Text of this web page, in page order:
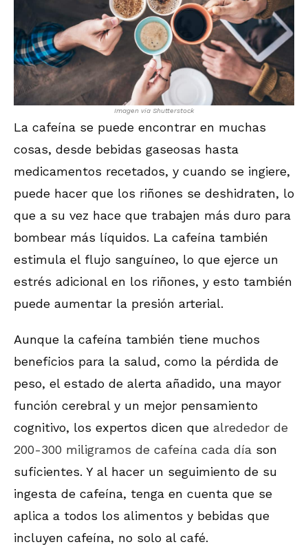
Imagen via Shutterstock
La cafeína se puede encontrar en muchas
cosas, desde bebidas gaseosas hasta
medicamentos recetados, y cuando se ingiere,
puede hacer que los riñones se deshidraten, lo
que a su vez hace que trabajen más duro para
bombear más líquidos. La cafeína también
estimula el flujo sanguíneo, lo que ejerce un
estrés adicional en los riñones, y esto también
puede aumentar la presión arterial.
Aunque la cafeína también tiene muchos
beneficios para la salud, como la pérdida de
peso, el estado de alerta añadido, una mayor
función cerebral y un mejor pensamiento
cognitivo, los expertos dicen que alrededor de
200-300 miligramos de cafeína cada día son
suficientes. Y al hacer un seguimiento de su
ingesta de cafeína, tenga en cuenta que se
aplica a todos los alimentos y bebidas que
incluyen cafeína, no solo al café.